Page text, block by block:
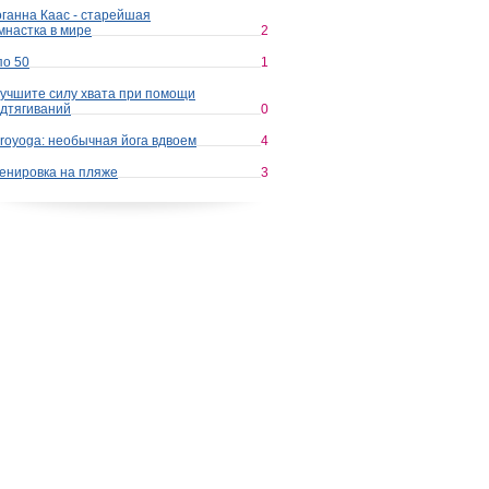
Каас - старейшая
в мире
2
50 1
силу хвата при помощи
0
необычная йога вдвоем 4
на пляже 3